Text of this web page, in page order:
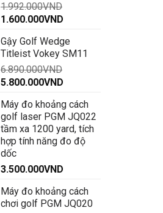
1.992.000VND
Giá
là:
1.992.000VND.
1.600.000VND
tại
là:
Gậy Golf Wedge
Titleist Vokey SM11
6.890.000VND
Giá
là:
6.890.000VND.
5.800.000VND
tại
là:
5.800.000VND.
Máy đo khoảng cách
golf laser PGM JQ022
tầm xa 1200 yard, tích
hợp tính năng đo độ
dốc
3.500.000VND
Máy đo khoảng cách
chơi golf PGM JQ020